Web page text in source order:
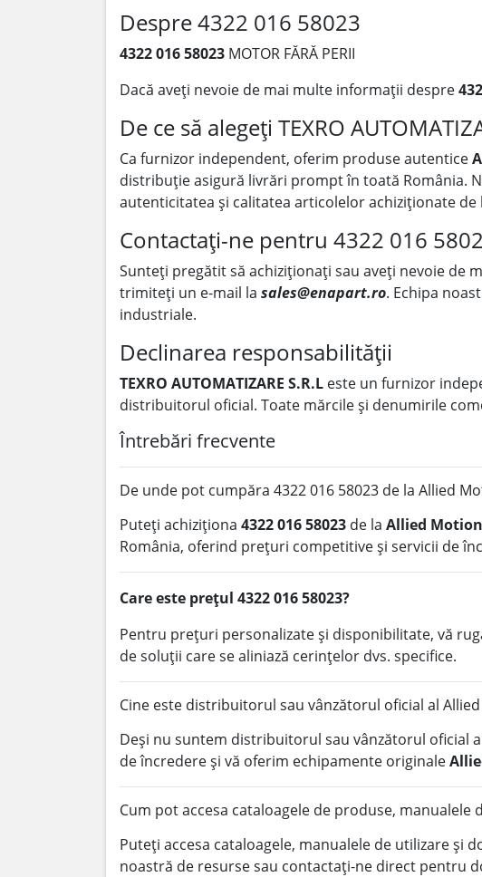
Despre 4322 016 58023
4322 016 58023 MOTOR FĂRĂ PERII
Dacă aveți nevoie de mai multe informații despre
De ce să alegeți TEXRO
Ca furnizor independent, oferim produse autentice
distribuție asigură livrări prompt în toată România.
autenticitatea și calitatea articolelor achiziționate de
Contactați-ne pentru 4322 016
Sunteți pregătit să achiziționați sau aveți nevoie de
trimiteți un e-mail la sales@enapart.ro. Echipa
industriale.
Declinarea responsabilității
TEXRO AUTOMATIZARE S.R.L este un furnizor
distribuitorul oficial. Toate mărcile și denumirile
Întrebări frecvente
De unde pot cumpăra 4322 016 58023 de la Allied
Puteți achiziționa 4322 016 58023 de la Allied
România, oferind prețuri competitive și servicii de
Care este prețul 4322 016 58023?
Pentru prețuri personalizate și disponibilitate, vă
de soluții care se aliniază cerințelor dvs. specifice.
Cine este distribuitorul sau vânzătorul oficial al
Deși nu suntem distribuitorul sau vânzătorul oficial
de încredere și vă oferim echipamente originale
Cum pot accesa cataloagele de produse, manualele
Puteți accesa cataloagele, manualele de utilizare și
noastră de resurse sau contactați-ne direct pentru